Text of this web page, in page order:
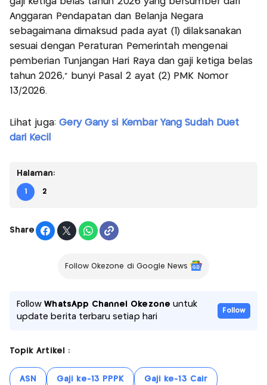
Anggaran Pendapatan dan Belanja Negara
sebagaimana dimaksud pada ayat (1) dilaksanakan
sesuai dengan Peraturan Pemerintah mengenai
pemberian Tunjangan Hari Raya dan gaji ketiga belas
tahun 2026,” bunyi Pasal 2 ayat (2) PMK Nomor
13/2026.
Lihat juga: Gery Gany si Kembar Yang Sudah Duet
dari Kecil
Halaman:
1 2
Share
Follow Okezone di Google News
FollowWhatsApp Channel Okezone untuk
update berita terbaru setiap hari
Follow
Topik Artikel :
ASN Gaji ke-13 PPPK Gaji ke-13 Cair